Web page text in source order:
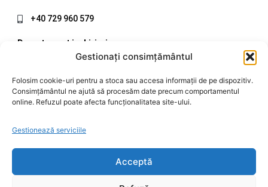
Gestionați consimțământul
Folosim cookie-uri pentru a stoca sau accesa informații de pe dispozitiv.
Consimțământul ne ajută să procesăm date precum comportamentul
online. Refuzul poate afecta funcționalitatea site-ului.
Gestionează serviciile
Acceptă
+40 729 960 579
Departament inchirieri
+40 720 998 508